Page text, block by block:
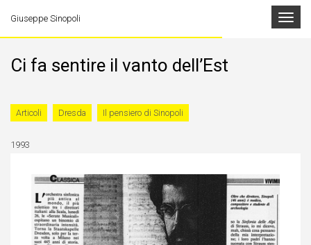
Toggle
Giuseppe Sinopoli
Ci fa sentire il vanto dell’Est
Articoli Dresda Il pensiero di Sinopoli
1993